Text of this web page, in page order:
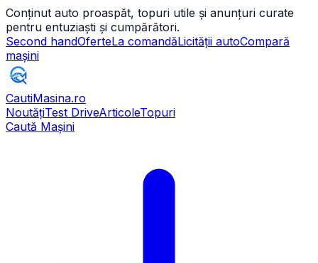
Conținut auto proaspăt, topuri utile și anunțuri curate
pentru entuziaști și cumpărători.
Second handOferteLa comandăLicității autoCompară
mașini
CautiMasina.ro
NoutățiTest DriveArticoleTopuri
Caută Mașini